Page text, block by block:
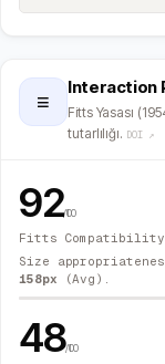
≡
Interaction
Fitts Yasası
tutarlılığı. DOI ↗
92/100
Fitts Compatibility
Size
158px (Avg).
48/100